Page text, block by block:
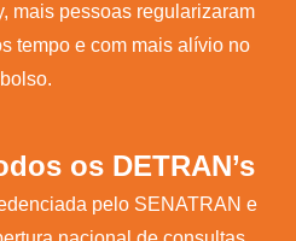
mais pessoas regularizaram
tempo e com mais alívio no
bolso.
os DETRAN’s
pelo SENATRAN e